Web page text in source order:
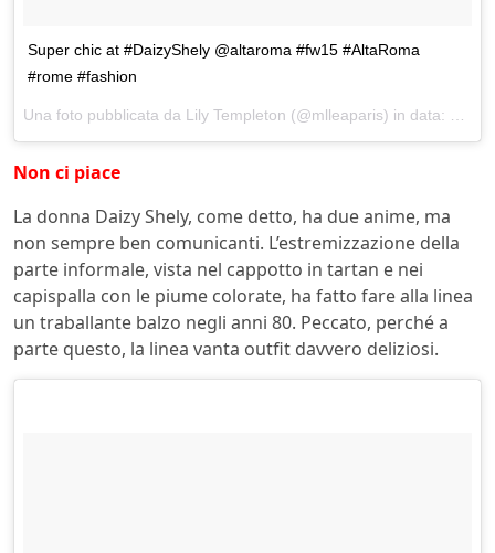
Super chic at #DaizyShely @altaroma #fw15 #AltaRoma
#rome #fashion
Non ci piace
La donna Daizy Shely, come detto, ha due anime, ma
non sempre ben comunicanti. L’estremizzazione della
parte informale, vista nel cappotto in tartan e nei
capispalla con le piume colorate, ha fatto fare alla linea
un traballante balzo negli anni 80. Peccato, perché a
parte questo, la linea vanta outfit davvero deliziosi.